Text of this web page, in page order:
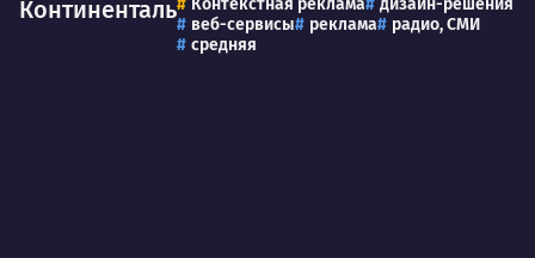
Континенталь
веб-сервисы
реклама
радио, СМИ
средняя